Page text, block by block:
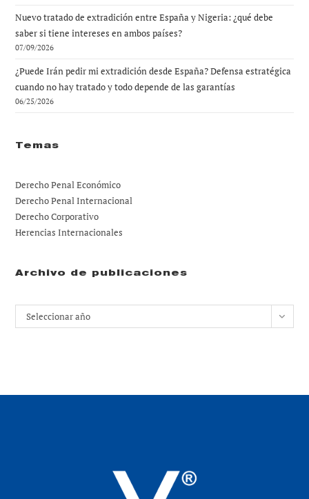
Nuevo tratado de extradición entre España y Nigeria: ¿qué debe
saber si tiene intereses en ambos países?
07/09/2026
¿Puede Irán pedir mi extradición desde España? Defensa estratégica
cuando no hay tratado y todo depende de las garantías
06/25/2026
Temas
Derecho Penal Económico
Derecho Penal Internacional
Derecho Corporativo
Herencias Internacionales
Archivo de publicaciones
Archivos
Seleccionar año